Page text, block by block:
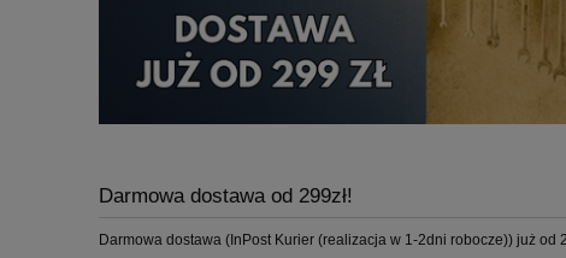
Darmowa dostawa od 299zł!
Darmowa dostawa (InPost Kurier (realizacja w 1-2dni robocze)) już od